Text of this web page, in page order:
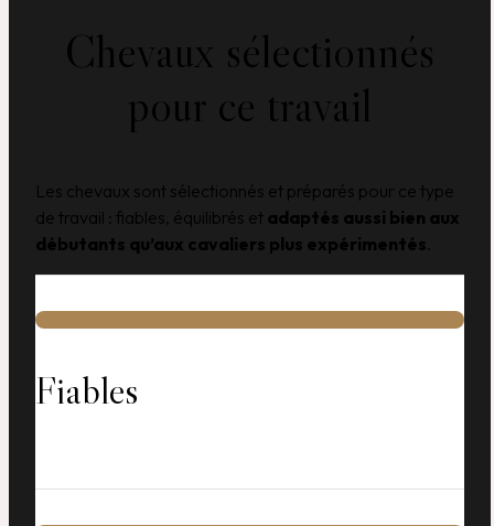
Chevaux sélectionnés
pour ce travail
Les chevaux sont sélectionnés et préparés pour ce type
de travail : fiables, équilibrés et adaptés aussi bien aux
débutants qu’aux cavaliers plus expérimentés
Fiables